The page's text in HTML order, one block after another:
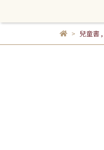
兒童書,